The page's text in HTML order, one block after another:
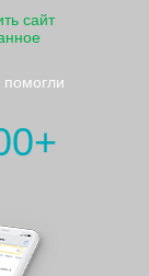
сайт
помогли